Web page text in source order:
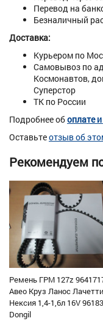
Перевод на
Безналичный
Доставка:
Курьером по
Самовывоз по
Космонавтов,
Суперстор
ТК по России
Подробнее обоплате
Оставьтеотзыв об
Рекомендуем
Ремень ГРМ 127z
Авео Круз Ланос Лачетти
Нексия 1,4-1,6л 16V
Dongil